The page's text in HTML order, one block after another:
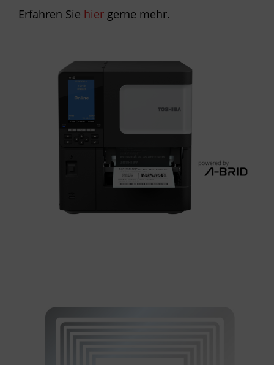
Erfahren Sie hier gerne mehr.